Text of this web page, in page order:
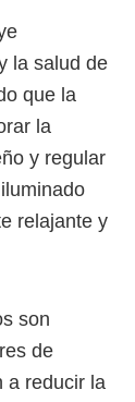
la salud de
que la
la
y regular
relajante y
son
de
a reducir la